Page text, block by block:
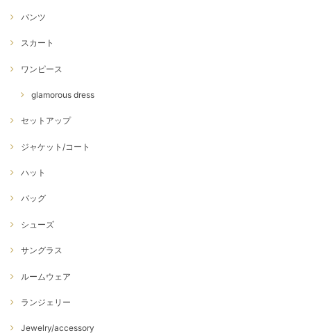
パンツ
スカート
ワンピース
glamorous dress
セットアップ
ジャケット/コート
ハット
バッグ
シューズ
サングラス
ルームウェア
ランジェリー
Jewelry/accessory